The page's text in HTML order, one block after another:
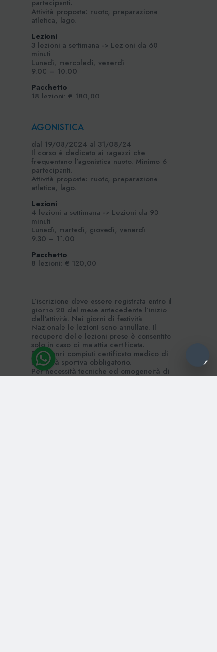
partecipanti.
Attività proposte: nuoto, preparazione
atletica, lago.
Lezioni
3 lezioni a settimana -> Lezioni da 60
minuti
Lunedì, mercoledì, venerdì
9.00 – 10.00
Pacchetto
18 lezioni: € 180,00
AGONISTICA
dal 19/08/2024 al 31/08/24
Il corso è dedicato ai ragazzi che
frequentano l’agonistica nuoto. Minimo 6
partecipanti.
Attività proposte: nuoto, preparazione
atletica, lago.
Lezioni
4 lezioni a settimana -> Lezioni da 90
minuti
Lunedì, martedì, giovedì, venerdì
9.30 – 11.00
Pacchetto
8 lezioni: € 120,00
L’iscrizione deve essere registrata entro il
giorno 20 del mese antecedente l’inizio
dell’attività. Nei giorni di festività
Nazionale le lezioni sono annullate. Il
recupero delle lezioni prese è consentito
solo in caso di malattia certificata.
Dai 6 anni compiuti certificato medico di
idoneità sportiva obbligatorio.
Per necessità tecniche ed omogeneità di